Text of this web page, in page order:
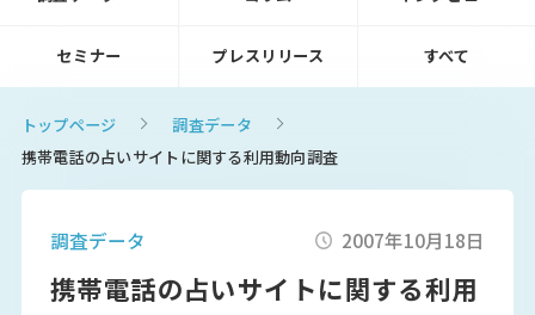
セミナー プレスリリース すべて
トップページ
調査データ
携帯電話の占いサイトに関する利用動向調査
調査データ 2007年10月18日
携帯電話の占いサイトに関する利用